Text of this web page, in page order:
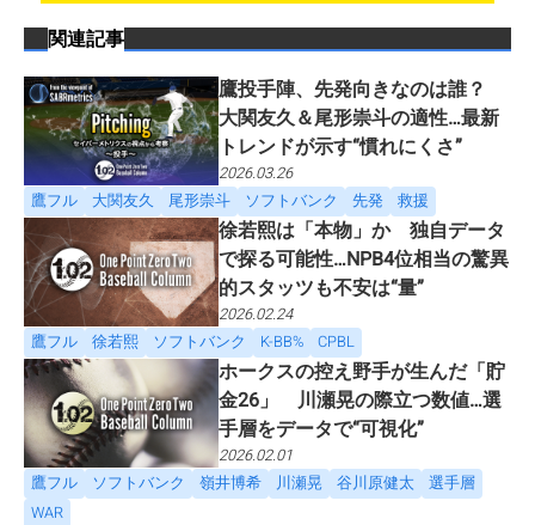
関連記事
鷹投手陣、先発向きなのは誰？
大関友久＆尾形崇斗の適性…最新
トレンドが示す“慣れにくさ”
2026.03.26
鷹フル
大関友久 尾形崇斗 ソフトバンク 先発 救援
徐若熙は「本物」か 独自データ
で探る可能性…NPB4位相当の驚異
的スタッツも不安は“量”
2026.02.24
鷹フル
徐若熙 ソフトバンク K-BB% CPBL
ホークスの控え野手が生んだ「貯
金26」 川瀬晃の際立つ数値…選
手層をデータで“可視化”
2026.02.01
鷹フル
ソフトバンク 嶺井博希 川瀬晃 谷川原健太
選手層
WAR